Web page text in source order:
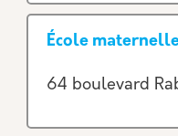
École maternelle
64 boulevard